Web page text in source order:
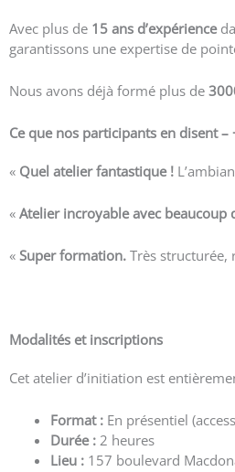
Avec plus de 15 ans d’expérience
garantissons une expertise de
Nous avons déjà formé plus de
Ce que nos participants en disent –
« Quel atelier fantastique !
« Atelier incroyable avec beaucoup
« Super formation. Très structurée,
Modalités et inscriptions
Cet atelier d’initiation est
Format : En présentiel
Durée : 2 heures
Lieu : 157 boulevard